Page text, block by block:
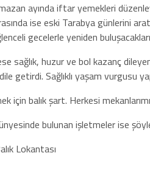
ayında iftar yemekleri
ise eski Tarabya günlerini
gecelerle yeniden
sağlık, huzur ve bol kazanç
getirdi. Sağlıklı yaşam vurgusu
için balık şart. Herkesi
bulunan işletmeler ise
Lokantası